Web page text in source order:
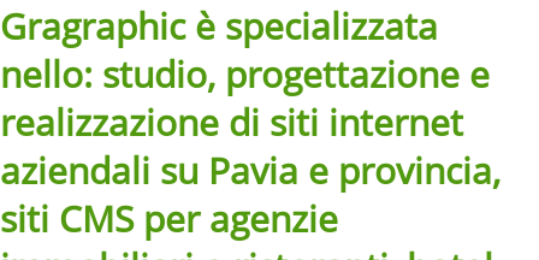
Gragraphic è specializzata
nello: studio, progettazione e
realizzazione di siti internet
aziendali su Pavia e provincia,
siti CMS per agenzie